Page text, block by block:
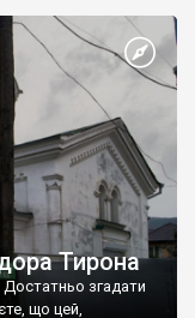
Тирона
згадати
що цей,